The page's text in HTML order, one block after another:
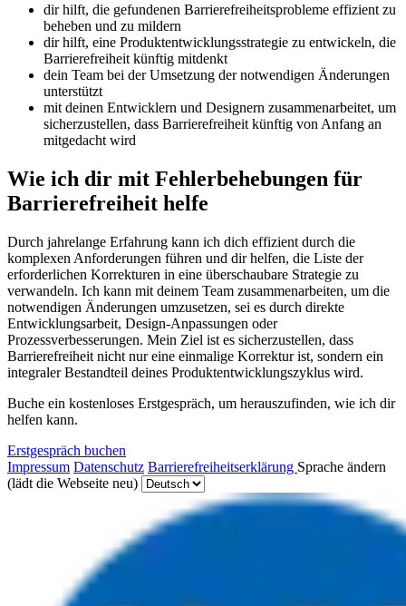
dir hilft, die gefundenen Barrierefreiheitsprobleme effizient zu
beheben und zu mildern
dir hilft, eine Produktentwicklungsstrategie zu entwickeln, die
Barrierefreiheit künftig mitdenkt
dein Team bei der Umsetzung der notwendigen Änderungen
unterstützt
mit deinen Entwicklern und Designern zusammenarbeitet, um
sicherzustellen, dass Barrierefreiheit künftig von Anfang an
mitgedacht wird
Wie ich dir mit Fehlerbehebungen für
Barrierefreiheit helfe
Durch jahrelange Erfahrung kann ich dich effizient durch die
komplexen Anforderungen führen und dir helfen, die Liste der
erforderlichen Korrekturen in eine überschaubare Strategie zu
verwandeln. Ich kann mit deinem Team zusammenarbeiten, um die
notwendigen Änderungen umzusetzen, sei es durch direkte
Entwicklungsarbeit, Design-Anpassungen oder
Prozessverbesserungen. Mein Ziel ist es sicherzustellen, dass
Barrierefreiheit nicht nur eine einmalige Korrektur ist, sondern ein
integraler Bestandteil deines Produktentwicklungszyklus wird.
Buche ein kostenloses Erstgespräch, um herauszufinden, wie ich dir
helfen kann.
Erstgespräch buchen
Impressum Datenschutz Barrierefreiheitserklärung Sprache ändern
(lädt die Webseite neu)